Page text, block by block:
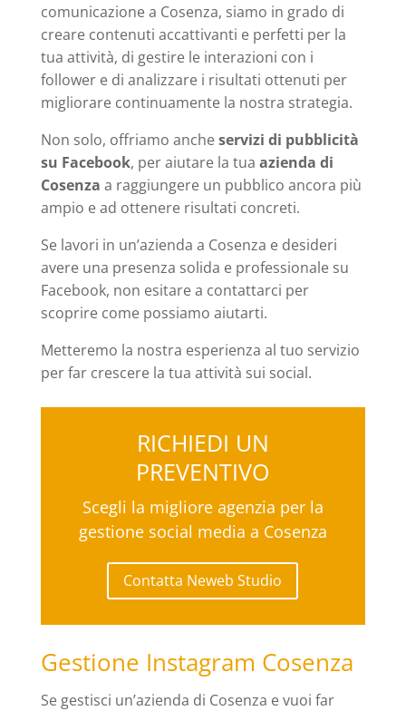
comunicazione a Cosenza, siamo in grado di
creare contenuti accattivanti e perfetti per la
tua attività, di gestire le interazioni con i
follower e di analizzare i risultati ottenuti per
migliorare continuamente la nostra strategia.
Non solo, offriamo ancheservizi di pubblicità
su Facebook, per aiutare la tua azienda di
Cosenza a raggiungere un pubblico ancora più
ampio e ad ottenere risultati concreti.
Se lavori in un’azienda a Cosenza e desideri
avere una presenza solida e professionale su
Facebook, non esitare a contattarci per
scoprire come possiamo aiutarti.
Metteremo la nostra esperienza al tuo servizio
per far crescere la tua attività sui social.
RICHIEDI UN
PREVENTIVO
Scegli la migliore agenzia per la
gestione social media a Cosenza
Contatta Neweb Studio
Gestione Instagram Cosenza
Se gestisci un’azienda di Cosenza e vuoi far